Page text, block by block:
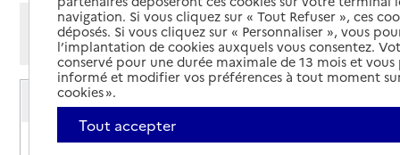
Afficher les résultats par:
Mode liste
Mode carte
Service autonomie à domicile (aide)
ADMR
Adresse
12 rue Lauchien le Boucher
navigation. Si vous cliquez sur « Tout Refuser », ces
déposés. Si vous cliquez sur « Personnaliser », vous
l’implantation de cookies auxquels vous consentez.
conservé pour une durée maximale de 13 mois et
informé et modifier vos préférences à tout moment
cookies ».
Tout accepter